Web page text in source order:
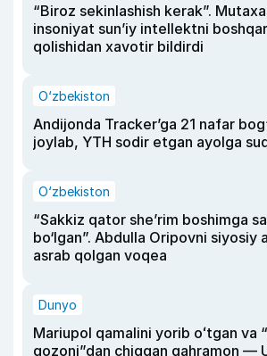
“Biroz sekinlashish kerak”.
insoniyat sun’iy intellektni
qolishidan xavotir bildirdi
O‘zbekiston
Andijonda Tracker’ga 21 nafar
joylab, YTH sodir etgan ayolga
O‘zbekiston
“Sakkiz qator she’rim boshimga
bo‘lgan”. Abdulla Oripovni siyosiy
asrab qolgan voqea
Dunyo
Mariupol qamalini yorib oʻtgan va
qozoni”dan chiqqan qahramon —